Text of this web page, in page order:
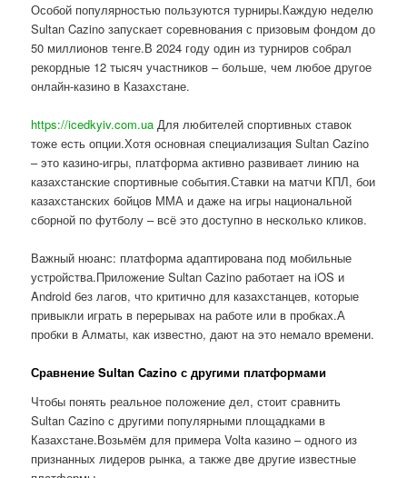
Особой популярностью пользуются турниры.Каждую неделю
Sultan Cazino запускает соревнования с призовым фондом до
50 миллионов тенге.В 2024 году один из турниров собрал
рекордные 12 тысяч участников – больше, чем любое другое
онлайн-казино в Казахстане.
https://icedkyiv.com.ua Для любителей спортивных ставок
тоже есть опции.Хотя основная специализация Sultan Cazino
– это казино-игры, платформа активно развивает линию на
казахстанские спортивные события.Ставки на матчи КПЛ, бои
казахстанских бойцов ММА и даже на игры национальной
сборной по футболу – всё это доступно в несколько кликов.
Важный нюанс: платформа адаптирована под мобильные
устройства.Приложение Sultan Cazino работает на iOS и
Android без лагов, что критично для казахстанцев, которые
привыкли играть в перерывах на работе или в пробках.А
пробки в Алматы, как известно, дают на это немало времени.
Сравнение Sultan Cazino с другими платформами
Чтобы понять реальное положение дел, стоит сравнить
Sultan Cazino с другими популярными площадками в
Казахстане.Возьмём для примера Volta казино – одного из
признанных лидеров рынка, а также две другие известные